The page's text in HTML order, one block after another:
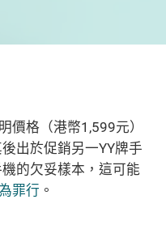
價格（港幣1,599元）
出於促銷另一YY牌手
的欠妥樣本，這可能
罪行 。